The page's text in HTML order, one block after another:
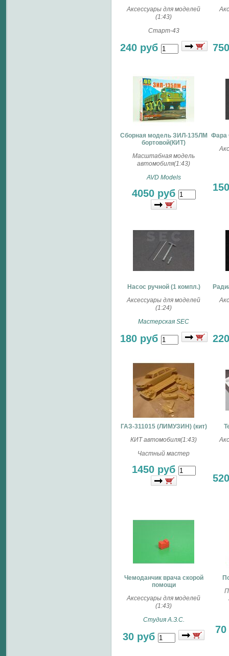
Аксессуары для моделей
(1:43)
Старт-43
240 руб
Сборная модель ЗИЛ-135ЛМ
бортовой(КИТ)
Масштабная модель
автомобиля(1:43)
AVD Models
4050 руб
Фара
Насос ручной (1 компл.)
Аксессуары для моделей
(1:24)
Мастерская SEC
180 руб
ГАЗ-311015 (ЛИМУЗИН) (кит)
КИТ автомобиля(1:43)
Частный мастер
1450 руб
Чемоданчик врача скорой
помощи
Аксессуары для моделей
(1:43)
Студия А.З.С.
30 руб